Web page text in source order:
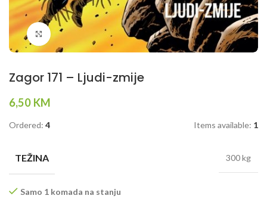
Klikni da povečaš
Zagor 171 – Ljudi-zmije
6,50 KM
Ordered: 4 Items available: 1
TEŽINA 300 kg
Samo 1 komada na stanju